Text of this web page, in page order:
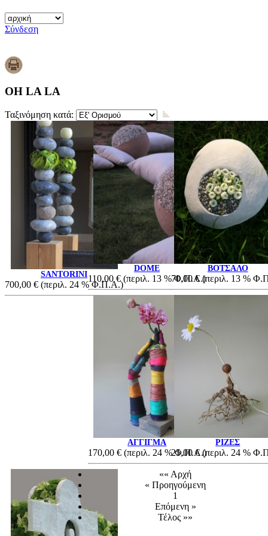
Σύνδεση
OH LA LA
Ταξινόμηση κατά:
SANTORINI
700,00 € (περιλ. 24 % Φ.Π.Α.)
DOME
110,00 € (περιλ. 13 % Φ.Π.Α.)
ΒΟΤΣΑΛΟ
70,00 €(περιλ. 13 %
ΑΓΓΙΓΜΑ
170,00 € (περιλ. 24 % Φ.Π.Α.)
ΡΙΖΕΣ
25,00 €(περιλ. 24 %
«« Αρχή
« Προηγούμενη
1
Επόμενη »
Τέλος »»